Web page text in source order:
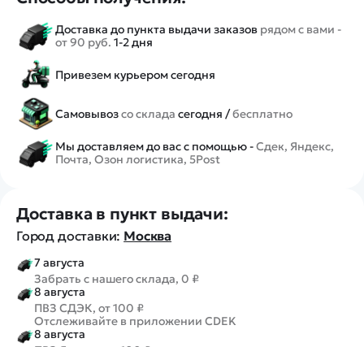
Доставка до пункта выдачи заказов рядом с вами -
от 90 руб. 1-2 дня
Привезем курьером сегодня
Самовывозсо склада сегодня /бесплатно
Мы доставляем до вас с помощью -Сдек, Яндекс,
Почта, Озон логистика, 5Post
Доставка в пункт выдачи:
Город доставки: Москва
7 августа
Забрать с нашего склада, 0 ₽
8 августа
ПВЗ СДЭК, от 100 ₽
Отслеживайте в приложении CDEK
8 августа